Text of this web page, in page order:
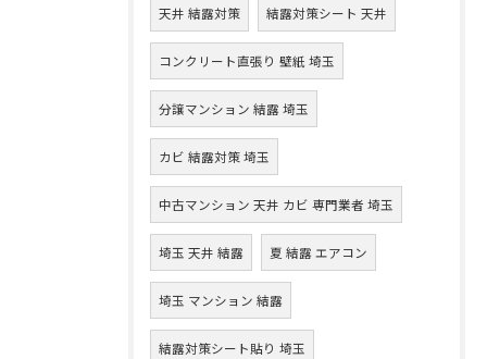
天井 結露対策 結露対策シート 天井
コンクリート直張り 壁紙 埼玉
分譲マンション 結露 埼玉
カビ 結露対策 埼玉
中古マンション 天井 カビ 専門業者 埼玉
埼玉 天井 結露 夏 結露 エアコン
埼玉 マンション 結露
結露対策シート貼り 埼玉